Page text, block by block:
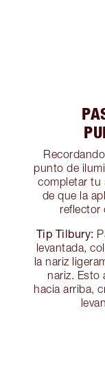
punto de
completar tu
de que la
reflector
Tip Tilbury:
levantada,
la nariz
nariz. Esto
hacia arriba,